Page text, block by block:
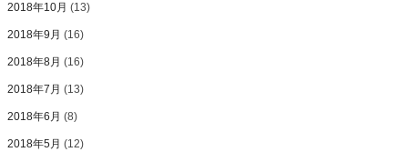
2018年10月 (13)
2018年9月 (16)
2018年8月 (16)
2018年7月 (13)
2018年6月 (8)
2018年5月 (12)